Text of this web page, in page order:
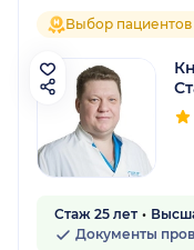
Выбор пациентов
Стаж 25 лет
Документы